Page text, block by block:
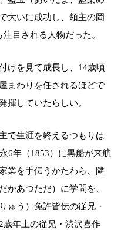
大いに成功し、領主の岡
目される人物だった。
けを見て成長し、14歳頃
まわりを任されるほどで
揮していたらしい。
で生涯を終えるつもりは
6年（1853）に黒船が来航
業を手伝うかたわら、隣
かあつただ）に学問を、
ゅう）免許皆伝の従兄・
年上の従兄・渋沢喜作